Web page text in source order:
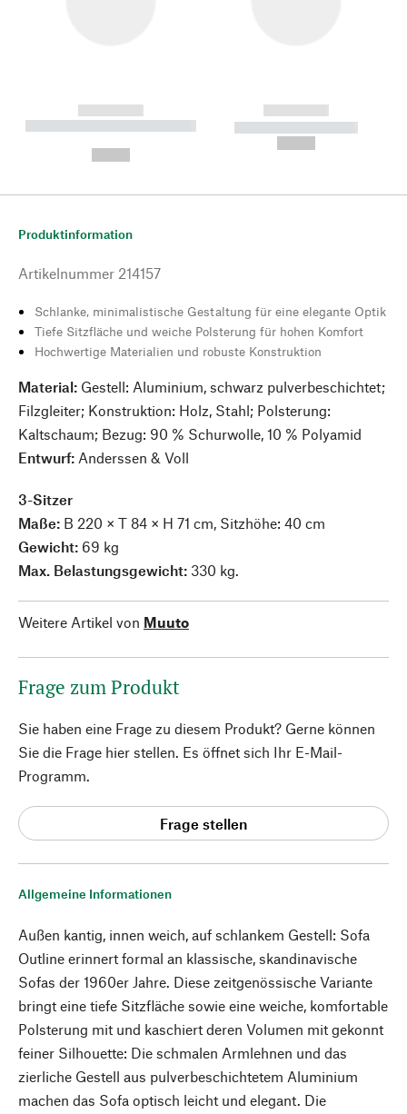
------------
----------- ----------- --------
------------
----------- -----------
Allgemeine Informationen
Außen kantig, innen weich, auf schlankem Gestell: Sofa
Outline erinnert formal an klassische, skandinavische
Sofas der 1960er Jahre. Diese zeitgenössische Variante
bringt eine tiefe Sitzfläche sowie eine weiche, komfortable
Polsterung mit und kaschiert deren Volumen mit gekonnt
feiner Silhouette: Die schmalen Armlehnen und das
zierliche Gestell aus pulverbeschichtetem Aluminium
machen das Sofa optisch leicht und elegant. Die
Produktinformation
Artikelnummer 214157
Schlanke, minimalistische Gestaltung für eine elegante Optik
Tiefe Sitzfläche und weiche Polsterung für hohen Komfort
Hochwertige Materialien und robuste Konstruktion
Material: Gestell: Aluminium, schwarz pulverbeschichtet;
Filzgleiter; Konstruktion: Holz, Stahl; Polsterung:
Kaltschaum; Bezug: 90 % Schurwolle, 10 % Polyamid
Entwurf: Anderssen & Voll
3-Sitzer
Maße: B 220 × T 84 × H 71 cm, Sitzhöhe: 40 cm
Gewicht: 69 kg
Max. Belastungsgewicht: 330 kg.
Weitere Artikel von Muuto
Frage zum Produkt
Sie haben eine Frage zu diesem Produkt? Gerne können
Sie die Frage hier stellen. Es öffnet sich Ihr E-Mail-
Programm.
Frage stellen